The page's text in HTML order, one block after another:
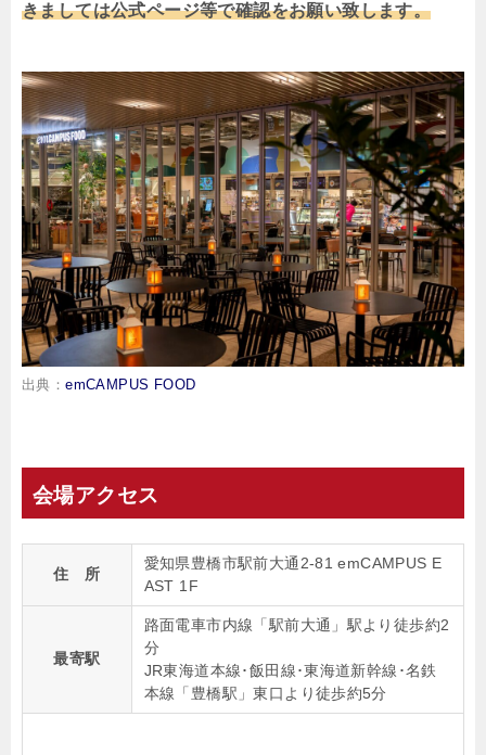
きましては公式ページ等で確認をお願い致します。
出典：emCAMPUS FOOD
会場アクセス
住 所
愛知県豊橋市駅前大通2-81 emCAMPUS E
AST 1F
最寄駅
路面電車市内線「駅前大通」駅より徒歩約2
分
JR東海道本線･飯田線･東海道新幹線･名鉄
本線「豊橋駅」東口より徒歩約5分